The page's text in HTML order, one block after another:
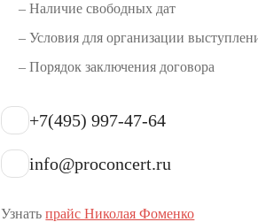
– Наличие свободных дат
– Условия для организации
– Порядок заключения договора
+7(495) 997-47-64
info@proconcert.ru
Узнатьпрайс Николая Фоменко